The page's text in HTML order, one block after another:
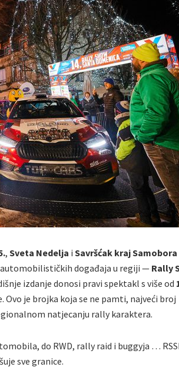
, Sveta Nedelja i Savršćak kraj Samobora
događaja u regiji — Rally
izdanje donosi pravi spektakl s više od
Ovo je brojka koja se ne pamti, najveći broj
natjecanju rally karaktera.
do RWD, rally raid i buggyja …
sve granice.